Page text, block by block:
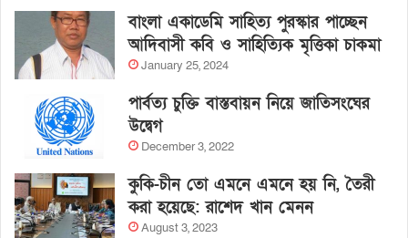
বাংলা একাডেমি সাহিত্য পুরস্কার পাচ্ছেন
আদিবাসী কবি ও সাহিত্যিক মৃত্তিকা চাকমা
January 25, 2024
পার্বত্য চুক্তি বাস্তবায়ন নিয়ে জাতিসংঘের
উদ্বেগ
December 3, 2022
কুকি-চীন তো এমনে এমনে হয় নি, তৈরী
করা হয়েছে: রাশেদ খান মেনন
August 3, 2023